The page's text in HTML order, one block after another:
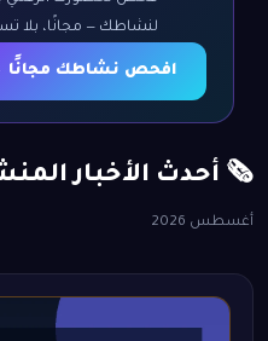
لنشاطك — مجانًا، بلا
افحص نشاطك مجانًا
🗞️ أحدث الأخبار
أغسطس 2026